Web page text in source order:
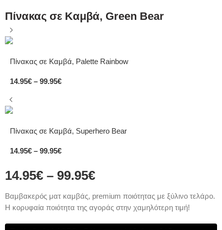
Πίνακας σε Καμβά, Green Bear
Πίνακας σε Καμβά, Palette Rainbow
14.95€ – 99.95€
Πίνακας σε Καμβά, Superhero Bear
14.95€ – 99.95€
14.95€ – 99.95€
Bαμβακερός ματ καμβάς, premium ποιότητας με ξύλινο τελάρο.
Η κορυφαία ποιότητα της αγοράς στην χαμηλότερη τιμή!